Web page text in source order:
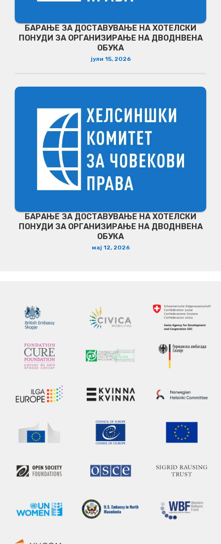
БАРАЊЕ ЗА ДОСТАВУВАЊЕ НA ХОТЕЛСКИ
ПОНУДИ ЗА ОРГАНИЗИРАЊЕ НА ДВОДНВЕНА
ОБУКА
јули 15, 2026
БАРАЊЕ ЗА ДОСТАВУВАЊЕ НA ХОТЕЛСКИ
ПОНУДИ ЗА ОРГАНИЗИРАЊЕ НА ДВОДНВЕНА
ОБУКА
мај 12, 2026